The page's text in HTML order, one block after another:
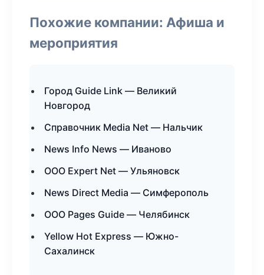
Похожие компании: Афиша и
мероприятия
Город Guide Link — Великий
Новгород
Справочник Media Net — Нальчик
News Info News — Иваново
ООО Expert Net — Ульяновск
News Direct Media — Симферополь
ООО Pages Guide — Челябинск
Yellow Hot Express — Южно-
Сахалинск